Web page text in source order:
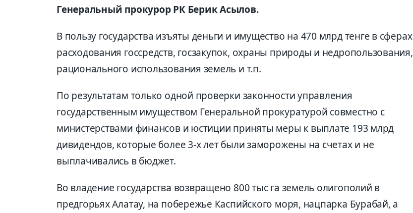
Генеральный прокурор РК Берик Асылов.
В пользу государства изъяты деньги и имущество на 470 млрд тенге в сферах
расходования госсредств, госзакупок, охраны природы и недропользования,
рационального использования земель и т.п.
По результатам только одной проверки законности управления
государственным имуществом Генеральной прокуратурой совместно с
министерствами финансов и юстиции приняты меры к выплате 193 млрд
дивидендов, которые более 3-х лет были заморожены на счетах и не
выплачивались в бюджет.
Во владение государства возвращено 800 тыс га земель олигополий в
предгорьях Алатау, на побережье Каспийского моря, нацпарка Бурабай, а